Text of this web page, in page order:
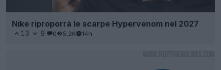
Nike riproporrà le scarpe Hypervenom nel 2027
13 9 0 5.2K 14h